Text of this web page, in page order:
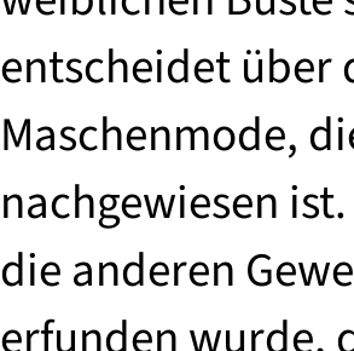
entscheidet über
Maschenmode,
nachgewiesen
die anderen